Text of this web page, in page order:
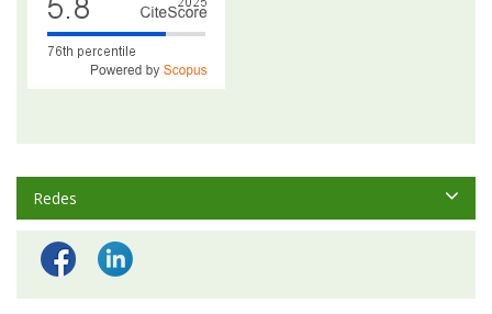
Redes